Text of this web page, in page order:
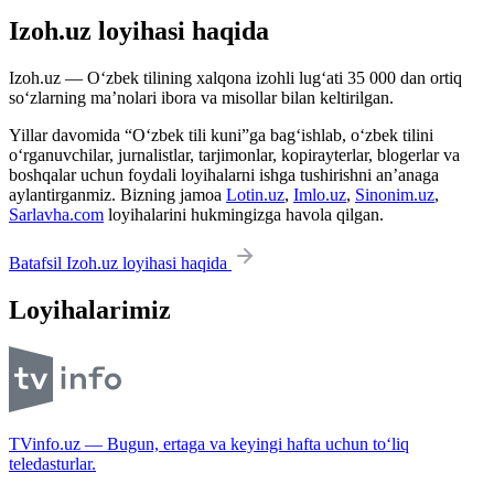
Izoh.uz loyihasi haqida
Izoh.uz — O‘zbek tilining xalqona izohli lug‘ati 35 000 dan ortiq
so‘zlarning ma’nolari ibora va misollar bilan keltirilgan.
Yillar davomida “O‘zbek tili kuni”ga bag‘ishlab, o‘zbek tilini
o‘rganuvchilar, jurnalistlar, tarjimonlar, kopirayterlar, blogerlar va
boshqalar uchun foydali loyihalarni ishga tushirishni an’anaga
aylantirganmiz. Bizning jamoa Lotin.uz, Imlo.uz, Sinonim.uz,
Sarlavha.com loyihalarini hukmingizga havola qilgan.
Batafsil Izoh.uz loyihasi haqida
Loyihalarimiz
TVinfo.uz — Bugun, ertaga va keyingi hafta uchun to‘liq
teledasturlar.